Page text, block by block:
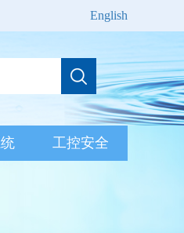
English
工控安全